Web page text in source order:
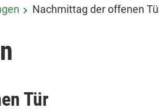
Nachmittag der offenen
Tür